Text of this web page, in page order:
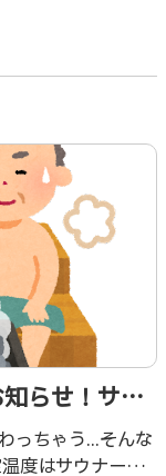
らせ！サウ
っちゃう...そんな
度はサウナーの